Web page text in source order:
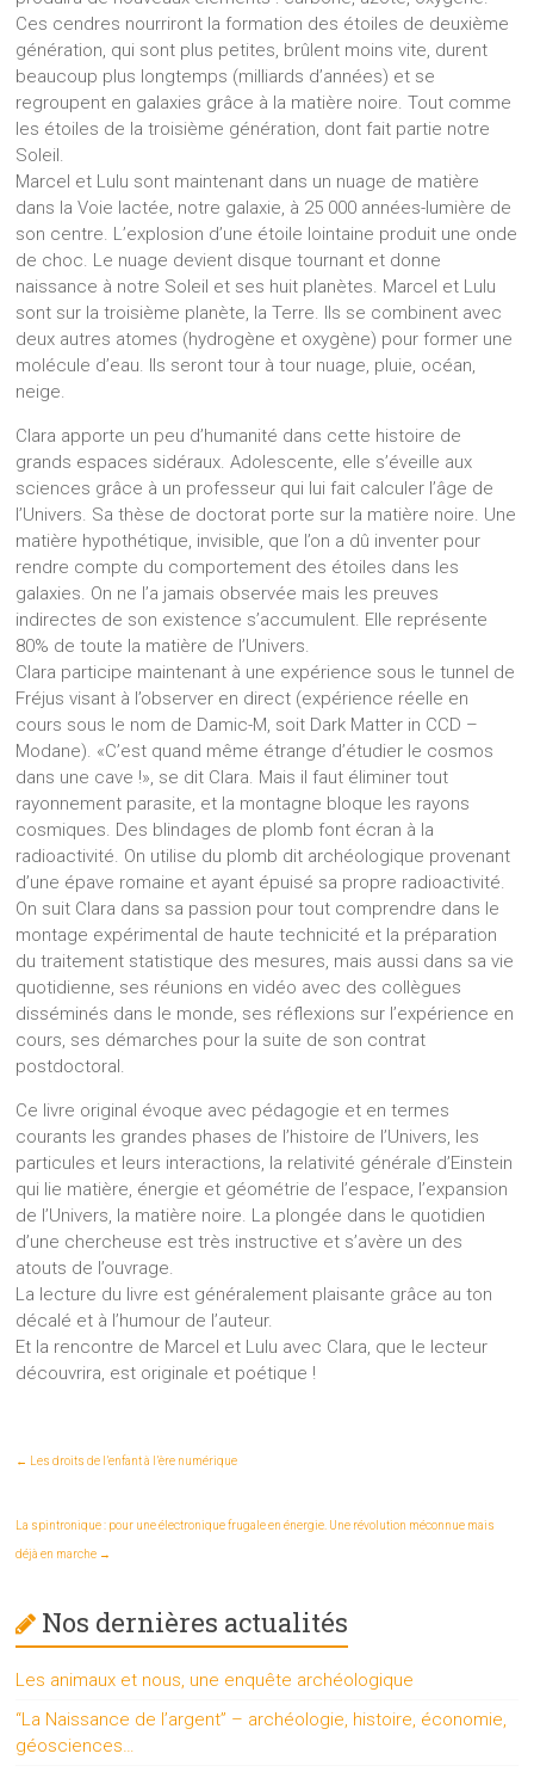
Ces cendres nourriront la formation des étoiles de deuxième
génération, qui sont plus petites, brûlent moins vite, durent
beaucoup plus longtemps (milliards d’années) et se
regroupent en galaxies grâce à la matière noire. Tout comme
les étoiles de la troisième génération, dont fait partie notre
Soleil.
Marcel et Lulu sont maintenant dans un nuage de matière
dans la Voie lactée, notre galaxie, à 25 000 années-lumière de
son centre. L’explosion d’une étoile lointaine produit une onde
de choc. Le nuage devient disque tournant et donne
naissance à notre Soleil et ses huit planètes. Marcel et Lulu
sont sur la troisième planète, la Terre. Ils se combinent avec
deux autres atomes (hydrogène et oxygène) pour former une
molécule d’eau. Ils seront tour à tour nuage, pluie, océan,
neige.
Clara apporte un peu d’humanité dans cette histoire de
grands espaces sidéraux. Adolescente, elle s’éveille aux
sciences grâce à un professeur qui lui fait calculer l’âge de
l’Univers. Sa thèse de doctorat porte sur la matière noire. Une
matière hypothétique, invisible, que l’on a dû inventer pour
rendre compte du comportement des étoiles dans les
galaxies. On ne l’a jamais observée mais les preuves
indirectes de son existence s’accumulent. Elle représente
80% de toute la matière de l’Univers.
Clara participe maintenant à une expérience sous le tunnel de
Fréjus visant à l’observer en direct (expérience réelle en
cours sous le nom de Damic-M, soit Dark Matter in CCD –
Modane). «C’est quand même étrange d’étudier le cosmos
dans une cave !», se dit Clara. Mais il faut éliminer tout
rayonnement parasite, et la montagne bloque les rayons
cosmiques. Des blindages de plomb font écran à la
radioactivité. On utilise du plomb dit archéologique provenant
d’une épave romaine et ayant épuisé sa propre radioactivité.
On suit Clara dans sa passion pour tout comprendre dans le
montage expérimental de haute technicité et la préparation
du traitement statistique des mesures, mais aussi dans sa vie
quotidienne, ses réunions en vidéo avec des collègues
disséminés dans le monde, ses réflexions sur l’expérience en
cours, ses démarches pour la suite de son contrat
postdoctoral.
Ce livre original évoque avec pédagogie et en termes
courants les grandes phases de l’histoire de l’Univers, les
particules et leurs interactions, la relativité générale d’Einstein
qui lie matière, énergie et géométrie de l’espace, l’expansion
de l’Univers, la matière noire. La plongée dans le quotidien
d’une chercheuse est très instructive et s’avère un des
atouts de l’ouvrage.
La lecture du livre est généralement plaisante grâce au ton
décalé et à l’humour de l’auteur.
Et la rencontre de Marcel et Lulu avec Clara, que le lecteur
découvrira, est originale et poétique !
← Les droits de l’enfant à l’ère numérique
La spintronique : pour une électronique frugale en énergie. Une révolution méconnue mais
déjà en marche →
Nos dernières actualités
Les animaux et nous, une enquête archéologique
“La Naissance de l’argent” – archéologie, histoire, économie,
géosciences…